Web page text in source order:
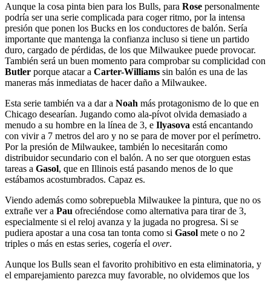
Aunque la cosa pinta bien para los Bulls, para Rose personalmente
podría ser una serie complicada para coger ritmo, por la intensa
presión que ponen los Bucks en los conductores de balón. Sería
importante que mantenga la confianza incluso si tiene un partido
duro, cargado de pérdidas, de los que Milwaukee puede provocar.
También será un buen momento para comprobar su complicidad con
Butler porque atacar a Carter-Williams sin balón es una de las
maneras más inmediatas de hacer daño a Milwaukee.
Esta serie también va a dar a Noah más protagonismo de lo que en
Chicago desearían. Jugando como ala-pívot olvida demasiado a
menudo a su hombre en la línea de 3, e Ilyasova está encantando
con vivir a 7 metros del aro y no se para de mover por el perímetro.
Por la presión de Milwaukee, también lo necesitarán como
distribuidor secundario con el balón. A no ser que otorguen estas
tareas a Gasol, que en Illinois está pasando menos de lo que
estábamos acostumbrados. Capaz es.
Viendo además como sobrepuebla Milwaukee la pintura, que no os
extrañe ver a Pau ofreciéndose como alternativa para tirar de 3,
especialmente si el reloj avanza y la jugada no progresa. Si se
pudiera apostar a una cosa tan tonta como si Gasol mete o no 2
triples o más en estas series, cogería el over.
Aunque los Bulls sean el favorito prohibitivo en esta eliminatoria, y
el emparejamiento parezca muy favorable, no olvidemos que los